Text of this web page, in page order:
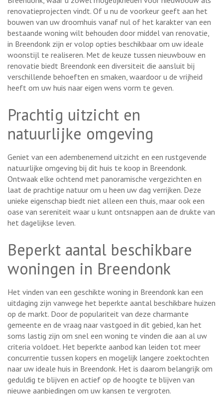
renovatieprojecten vindt. Of u nu de voorkeur geeft aan het
bouwen van uw droomhuis vanaf nul of het karakter van een
bestaande woning wilt behouden door middel van renovatie,
in Breendonk zijn er volop opties beschikbaar om uw ideale
woonstijl te realiseren. Met de keuze tussen nieuwbouw en
renovatie biedt Breendonk een diversiteit die aansluit bij
verschillende behoeften en smaken, waardoor u de vrijheid
heeft om uw huis naar eigen wens vorm te geven.
Prachtig uitzicht en
natuurlijke omgeving
Geniet van een adembenemend uitzicht en een rustgevende
natuurlijke omgeving bij dit huis te koop in Breendonk.
Ontwaak elke ochtend met panoramische vergezichten en
laat de prachtige natuur om u heen uw dag verrijken. Deze
unieke eigenschap biedt niet alleen een thuis, maar ook een
oase van sereniteit waar u kunt ontsnappen aan de drukte van
het dagelijkse leven.
Beperkt aantal beschikbare
woningen in Breendonk
Het vinden van een geschikte woning in Breendonk kan een
uitdaging zijn vanwege het beperkte aantal beschikbare huizen
op de markt. Door de populariteit van deze charmante
gemeente en de vraag naar vastgoed in dit gebied, kan het
soms lastig zijn om snel een woning te vinden die aan al uw
criteria voldoet. Het beperkte aanbod kan leiden tot meer
concurrentie tussen kopers en mogelijk langere zoektochten
naar uw ideale huis in Breendonk. Het is daarom belangrijk om
geduldig te blijven en actief op de hoogte te blijven van
nieuwe aanbiedingen om uw kansen te vergroten.